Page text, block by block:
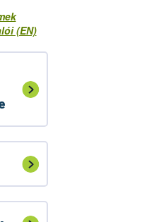
(EN)